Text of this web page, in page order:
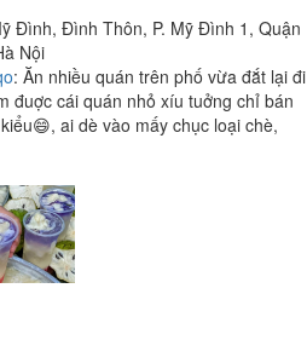
Đình, Đình Thôn, P. Mỹ Đình 1, Quận
Nội
: Ăn nhiều quán trên phố vừa đắt lại đi
đuợc cái quán nhỏ xíu tuởng chỉ bán
ai dè vào mấy chục loại chè,